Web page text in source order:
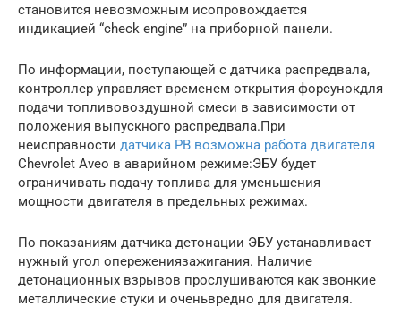
становится невозможным исопровождается
индикацией “cheсk engine” на приборной панели.
По информации, поступающей с датчика распредвала,
контроллер управляет временем открытия форсунокдля
подачи топливовоздушной смеси в зависимости от
положения выпускного распредвала.При
неисправности датчика РВ возможна работа двигателя
Chevrolet Aveo в аварийном режиме:ЭБУ будет
ограничивать подачу топлива для уменьшения
мощности двигателя в предельных режимах.
По показаниям датчика детонации ЭБУ устанавливает
нужный угол опережениязажигания. Наличие
детонационных взрывов прослушиваются как звонкие
металлические стуки и оченьвредно для двигателя.